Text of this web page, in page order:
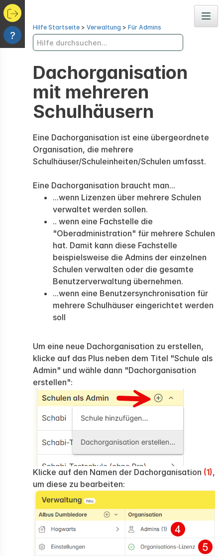
?
Hilfe Startseite > Verwaltung > Für Admins
Dachorganisation
mit mehreren
Schulhäusern
Eine Dachorganisation ist eine übergeordnete
Organisation, die mehrere
Schulhäuser/Schuleinheiten/Schulen umfasst.
Eine Dachorganisation braucht man...
...wenn Lizenzen über mehrere Schulen
verwaltet werden sollen.
.. wenn eine Fachstelle die
"Oberadministration" für mehrere Schulen
hat. Damit kann diese Fachstelle
beispielsweise die Admins der einzelnen
Schulen verwalten oder die gesamte
Benutzerverwaltung übernehmen.
...wenn eine Benutzersynchronisation für
mehrere Schulhäuser eingerichtet werden
soll
Um eine neue Dachorganisation zu erstellen,
klicke auf das Plus neben dem Titel "Schule als
Admin" und wähle dann "Dachorganisation
erstellen":
Klicke auf den Namen der Dachorganisation (1),
um diese zu bearbeiten: